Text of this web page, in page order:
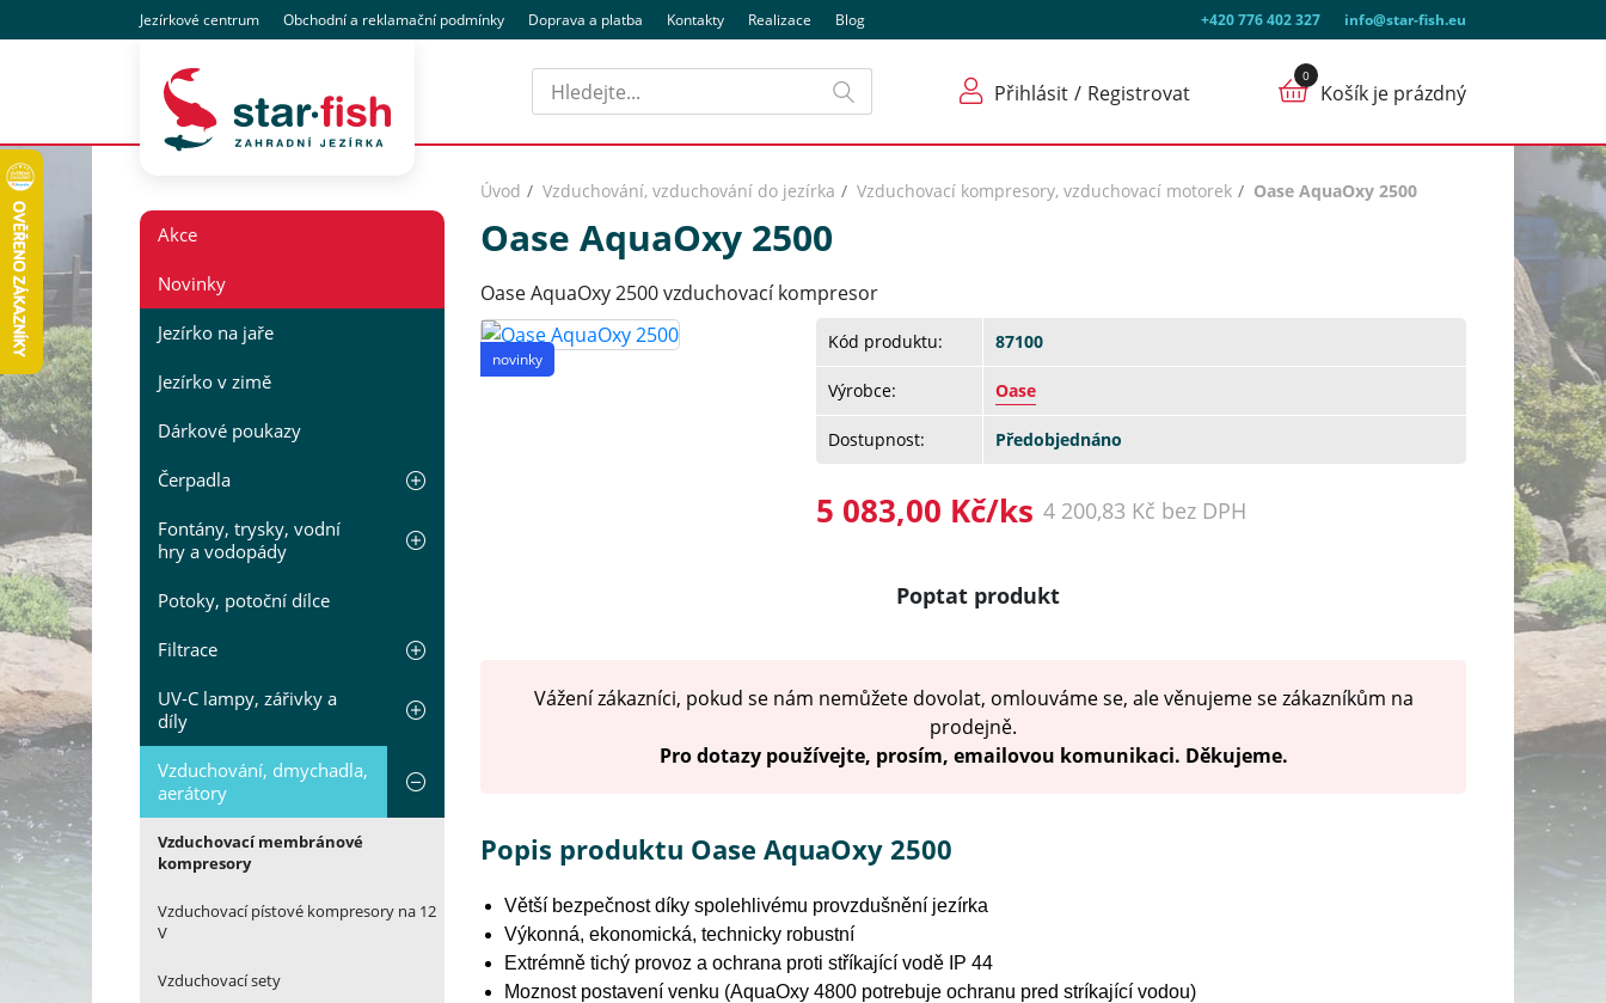
+420 776 402 327 info@star-fish.eu
Jezírkové centrum Obchodnía reklamační podmínky Doprava a platba Kontakty Realizace Blog
Hledat
Přihlásit Registrovat Košík je prázdný
Akce
Novinky
Jezírko na jaře
Jezírko v zimě
Dárkové poukazy
Čerpadla
Fontány, trysky, vodní
hry a vodopády
Potoky, potoční dílce
Filtrace
UV-C lampy, zářivky a
díly
Vzduchování, dmychadla,
aerátory
Vzduchovací membránové
kompresory
Vzduchovací pístové kompresory na 12
V
Vzduchovací sety
Úvod Vzduchování, vzduchování do jezírka Vzduchovací kompresory, vzduchovací motorek Oase AquaOxy 2500
Oase AquaOxy 2500
Oase AquaOxy 2500 vzduchovací kompresor
novinky
Kód produktu: 87100
Výrobce: Oase
Dostupnost: Předobjednáno
5 083,00 Kč/ks 4 200,83 Kč bez DPH
Poptat produkt
Vážení zákazníci, pokud se nám nemůžete dovolat, omlouváme se, ale věnujeme se zákazníkům na
prodejně.
Pro dotazy používejte, prosím, emailovou komunikaci. Děkujeme.
Popis produktu Oase AquaOxy 2500
Větší bezpečnost díky spolehlivému provzdušnění jezírka
Výkonná, ekonomická, technicky robustní
Extrémně tichý provoz a ochrana proti stříkající vodě IP 44
Moznost postavení venku (AquaOxy 4800 potrebuje ochranu pred stríkající vodou)